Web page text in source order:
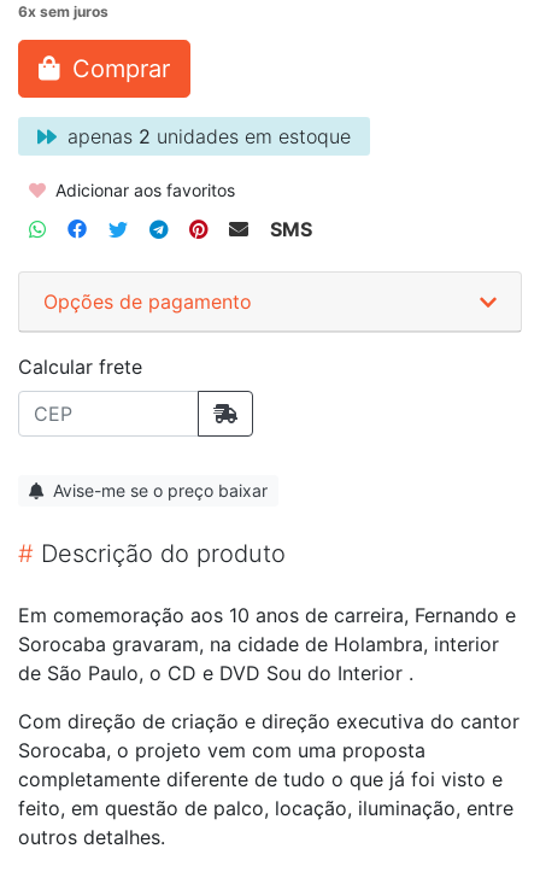
Comprar
apenas 2 unidades em estoque
Adicionar aos favoritos
SMS
Opções de pagamento
Calcular frete
Avise-me se o preço baixar
# Descrição do produto
Em comemoração aos 10 anos de carreira, Fernando e
Sorocaba gravaram, na cidade de Holambra, interior
de São Paulo, o CD e DVD Sou do Interior .
Com direção de criação e direção executiva do cantor
Sorocaba, o projeto vem com uma proposta
completamente diferente de tudo o que já foi visto e
feito, em questão de palco, locação, iluminação, entre
outros detalhes.